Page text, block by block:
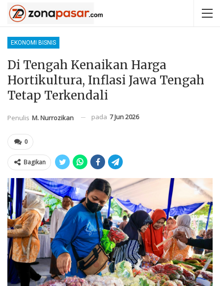
EKONOMI BISNIS
Di Tengah Kenaikan Harga
Hortikultura, Inflasi Jawa Tengah
Tetap Terkendali
Penulis M. Nurrozikan pada 7 Jun 2026
0
Bagikan